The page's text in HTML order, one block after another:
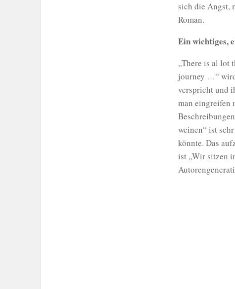
sich die Angst,
Roman.
Ein wichtiges,
„There is al lot
journey …“
verspricht und
man eingreifen
weinen“ ist
könnte. Das
ist „Wir sitzen